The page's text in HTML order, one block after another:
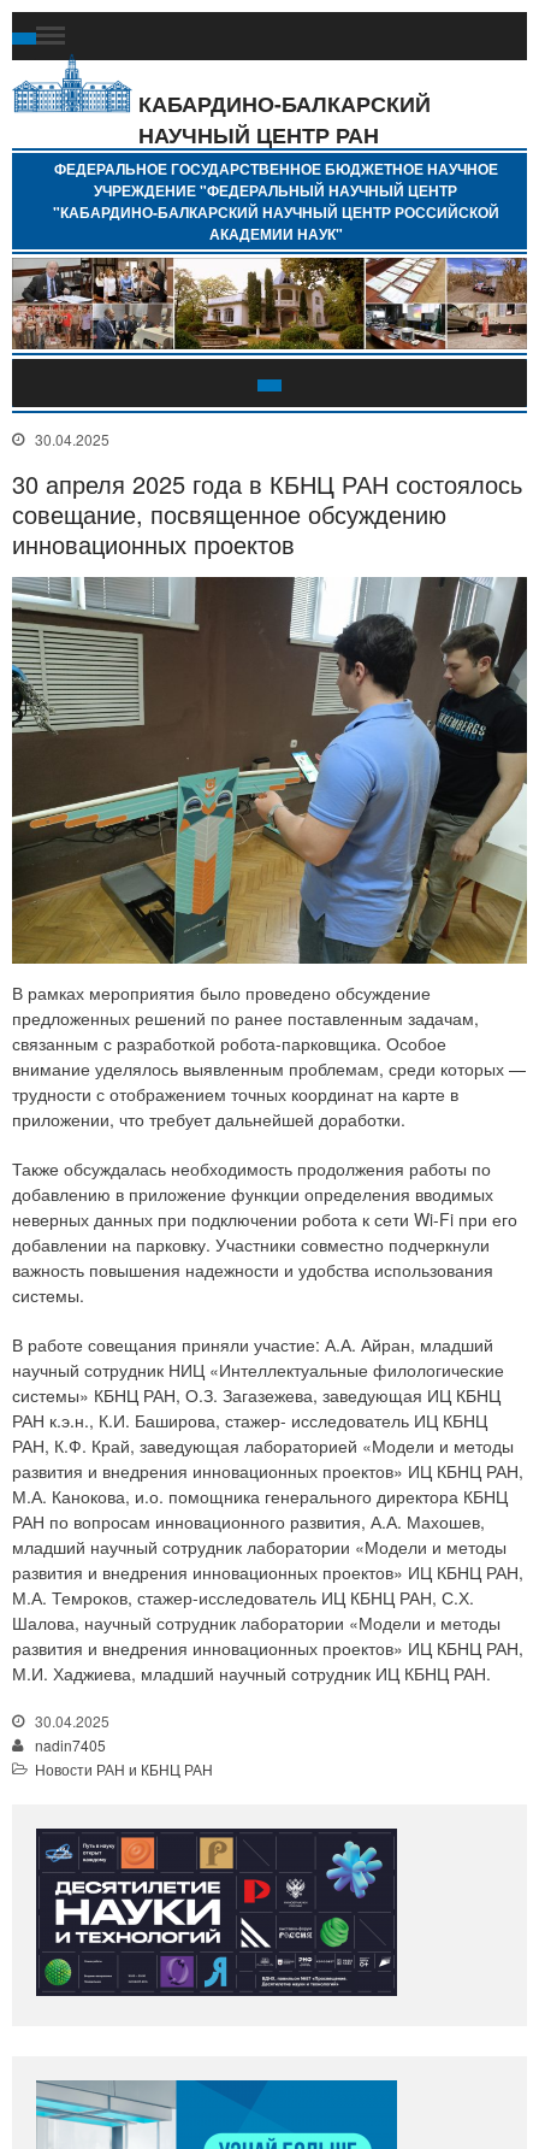
КАБАРДИНО-БАЛКАРСКИЙ
НАУЧНЫЙ ЦЕНТР РАН
ФЕДЕРАЛЬНОЕ ГОСУДАРСТВЕННОЕ БЮДЖЕТНОЕ НАУЧНОЕ
УЧРЕЖДЕНИЕ "ФЕДЕРАЛЬНЫЙ НАУЧНЫЙ ЦЕНТР
"КАБАРДИНО-БАЛКАРСКИЙ НАУЧНЫЙ ЦЕНТР РОССИЙСКОЙ
АКАДЕМИИ НАУК"
30.04.2025
30 апреля 2025 года в КБНЦ РАН состоялось
совещание, посвященное обсуждению
инновационных проектов
В рамках мероприятия было проведено обсуждение
предложенных решений по ранее поставленным задачам,
связанным с разработкой робота-парковщика. Особое
внимание уделялось выявленным проблемам, среди которых —
трудности с отображением точных координат на карте в
приложении, что требует дальнейшей доработки.
Также обсуждалась необходимость продолжения работы по
добавлению в приложение функции определения вводимых
неверных данных при подключении робота к сети Wi-Fi при его
добавлении на парковку. Участники совместно подчеркнули
важность повышения надежности и удобства использования
системы.
В работе совещания приняли участие: А.А. Айран, младший
научный сотрудник НИЦ «Интеллектуальные филологические
системы» КБНЦ РАН, О.З. Загазежева, заведующая ИЦ КБНЦ
РАН к.э.н., К.И. Баширова, стажер- исследователь ИЦ КБНЦ
РАН, К.Ф. Край, заведующая лабораторией «Модели и методы
развития и внедрения инновационных проектов» ИЦ КБНЦ РАН,
М.А. Канокова, и.о. помощника генерального директора КБНЦ
РАН по вопросам инновационного развития, А.А. Махошев,
младший научный сотрудник лаборатории «Модели и методы
развития и внедрения инновационных проектов» ИЦ КБНЦ РАН,
М.А. Темроков, стажер-исследователь ИЦ КБНЦ РАН, С.Х.
Шалова, научный сотрудник лаборатории «Модели и методы
развития и внедрения инновационных проектов» ИЦ КБНЦ РАН,
М.И. Хаджиева, младший научный сотрудник ИЦ КБНЦ РАН.
30.04.2025
nadin7405
Новости РАН и КБНЦ РАН